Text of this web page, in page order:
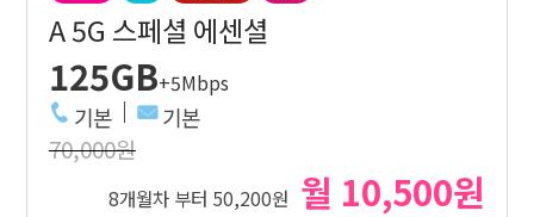
A 5G 스페셜 에센셜
125GB+5Mbps
기본 기본
70,000원
8개월차 부터 50,200원 월 10,500원